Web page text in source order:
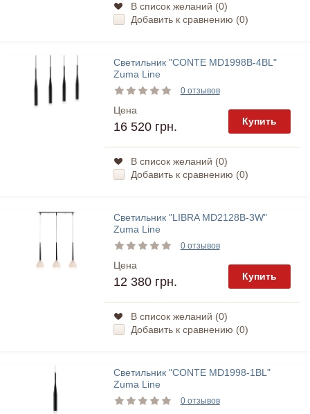
В список желаний (0)
Добавить к сравнению (0)
Светильник "CONTE MD1998B-4BL"
Zuma Line
0 отзывов
Цена
16 520 грн. Купить
В список желаний (0)
Добавить к сравнению (0)
Светильник "LIBRA MD2128B-3W"
Zuma Line
0 отзывов
Цена
12 380 грн. Купить
В список желаний (0)
Добавить к сравнению (0)
Светильник "CONTE MD1998-1BL"
Zuma Line
0 отзывов